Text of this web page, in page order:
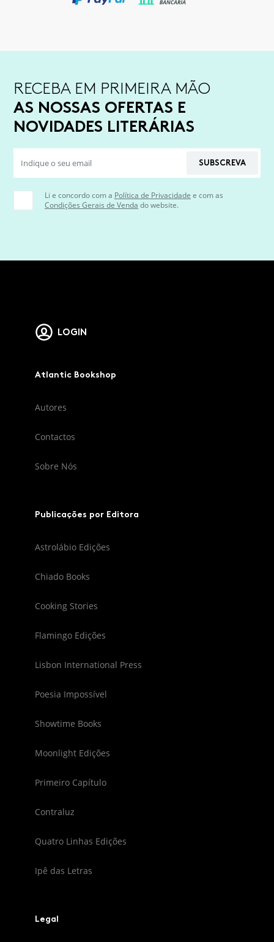
RECEBA EM PRIMEIRA MÃO
AS NOSSAS OFERTAS E
NOVIDADES LITERÁRIAS
SUBSCREVA
Li e concordo com a Política de Privacidade e com as
Condições Gerais de Venda do website.
LOGIN
Atlantic Bookshop
Autores
Contactos
Sobre Nós
Publicações por Editora
Astrolábio Edições
Chiado Books
Cooking Stories
Flamingo Edições
Lisbon International Press
Poesia Impossível
Showtime Books
Moonlight Edições
Primeiro Capítulo
Contraluz
Quatro Linhas Edições
Ipê das Letras
Legal